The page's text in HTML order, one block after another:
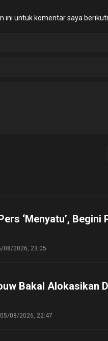
ini untuk komentar saya
‘Menyatu’, Begini
08/2026, 23:05
Bakal Alokasikan
05/08/2026, 22:47